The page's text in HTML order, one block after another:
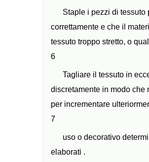
Staple i pezzi di tessuto
correttamente e che il
tessuto troppo stretto, o
6
Tagliare il tessuto in
discretamente in modo che
per incrementare
7
uso o decorativo
elaborati .